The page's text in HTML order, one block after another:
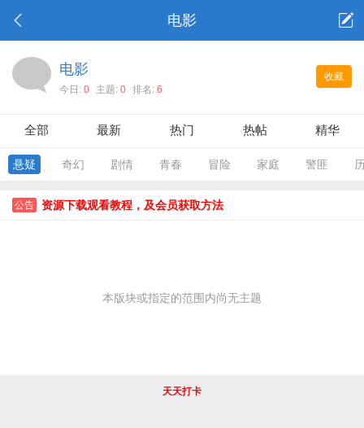
电影
收藏
电影
今日: 0 主题: 0 排名: 6
全部 最新 热门 热帖 精华
悬疑 奇幻 剧情 青春 冒险 家庭 警匪
公告 资源下载观看教程，及会员获取方法
本版块或指定的范围内尚无主题
天天打卡